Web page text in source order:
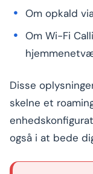
Om opkald
Om Wi-Fi
Disse
skelne et
også i at bede